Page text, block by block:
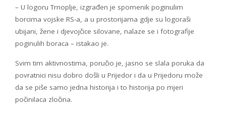
– U logoru Trnoplje, izgrađen je spomenik poginulim
borcima vojske RS-a, a u prostorijama gdje su logoraši
ubijani, žene i djevojčice silovane, nalaze se i fotografije
poginulih boraca – istakao je.
Svim tim aktivnostima, poručio je, jasno se slala poruka da
povratnici nisu dobro došli u Prijedor i da u Prijedoru može
da se piše samo jedna historija i to historija po mjeri
počinilaca zločina.